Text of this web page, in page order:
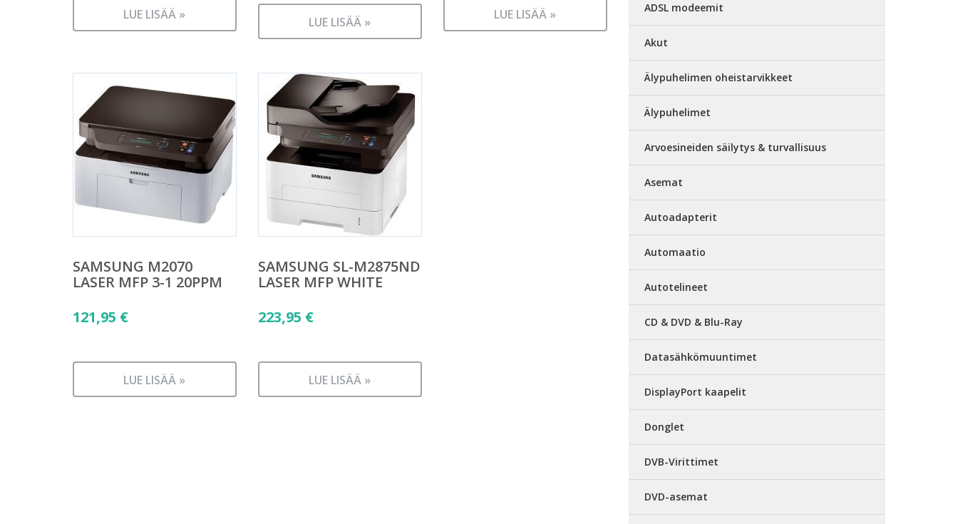
LUE LISÄÄ » LUE LISÄÄ » LUE LISÄÄ »
SAMSUNG M2070
LASER MFP 3-1 20PPM
121,95 €
LUE LISÄÄ »
SAMSUNG SL-M2875ND
LASER MFP WHITE
223,95 €
LUE LISÄÄ »
ADSL modeemit
Akut
Älypuhelimen oheistarvikkeet
Älypuhelimet
Arvoesineiden säilytys & turvallisuus
Asemat
Autoadapterit
Automaatio
Autotelineet
CD & DVD & Blu-Ray
Datasähkömuuntimet
DisplayPort kaapelit
Donglet
DVB-Virittimet
DVD-asemat